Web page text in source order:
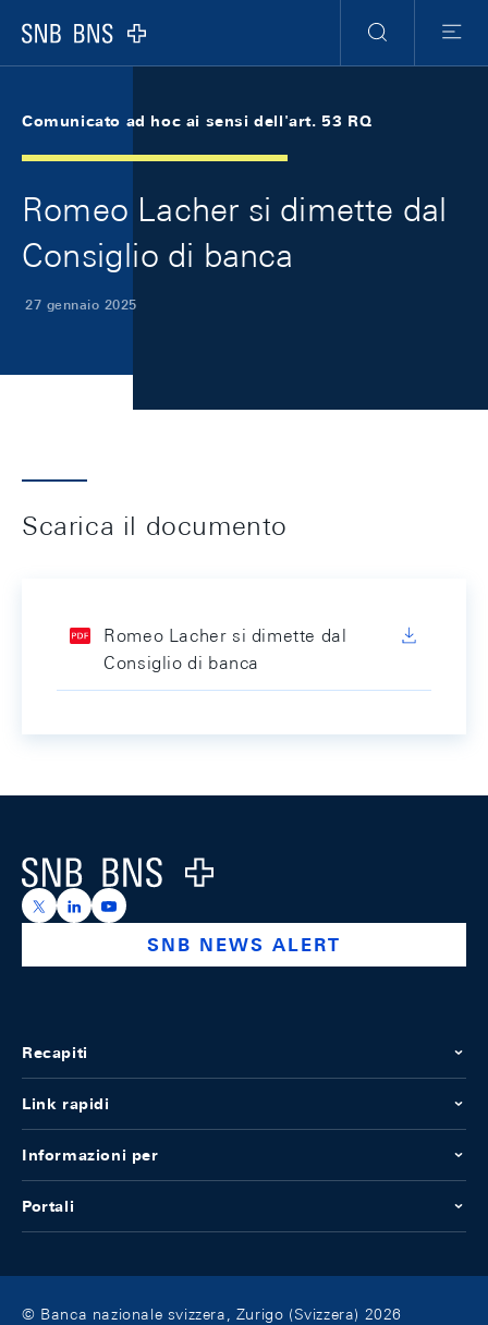
Logo
Ricerca
Menu
Comunicato ad hoc ai sensi dell'art. 53 RQ
Romeo Lacher si dimette dal
Consiglio di banca
27 gennaio 2025
Scarica il documento
Romeo Lacher si dimette dal
Consiglio di banca
Logo
https://x.com/snb_bns
https://ch.linkedin.com/company/swiss-national-
https://www.youtube.com/@swissnationalbank
SNB NEWS ALERT
Recapiti
Link rapidi
Informazioni per
Portali
© Banca nazionale svizzera, Zurigo (Svizzera) 2026